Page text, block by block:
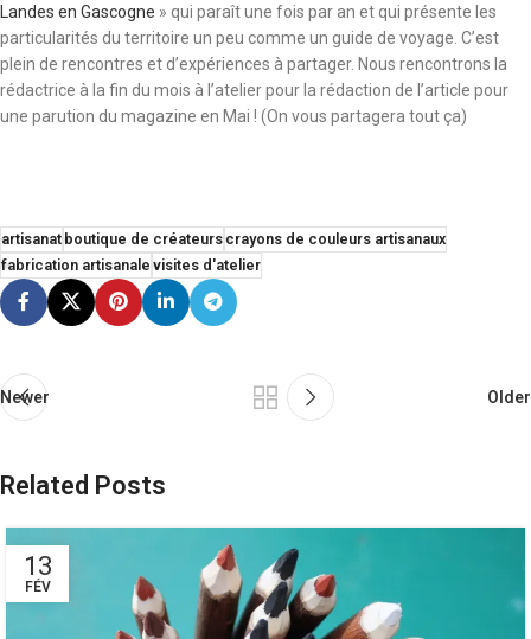
Landes en Gascogne » qui paraît une fois par an et qui présente les
particularités du territoire un peu comme un guide de voyage. C’est
plein de rencontres et d’expériences à partager. Nous rencontrons la
rédactrice à la fin du mois à l’atelier pour la rédaction de l’article pour
une parution du magazine en Mai ! (On vous partagera tout ça)
artisanatboutique de créateurscrayons de couleurs artisanaux
fabrication artisanale visites d'atelier
Newer Older
Related Posts
13
FÉV